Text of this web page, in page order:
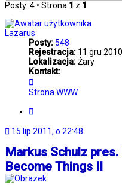
Posty: 4 • Strona 1 z 1
Lazarus
Posty:548
Rejestracja: 11 gru
Lokalizacja:Żary
Kontakt:
się
Strona WWW
15 lip 2011, o 22:48
Markus Schulz
Become Things II